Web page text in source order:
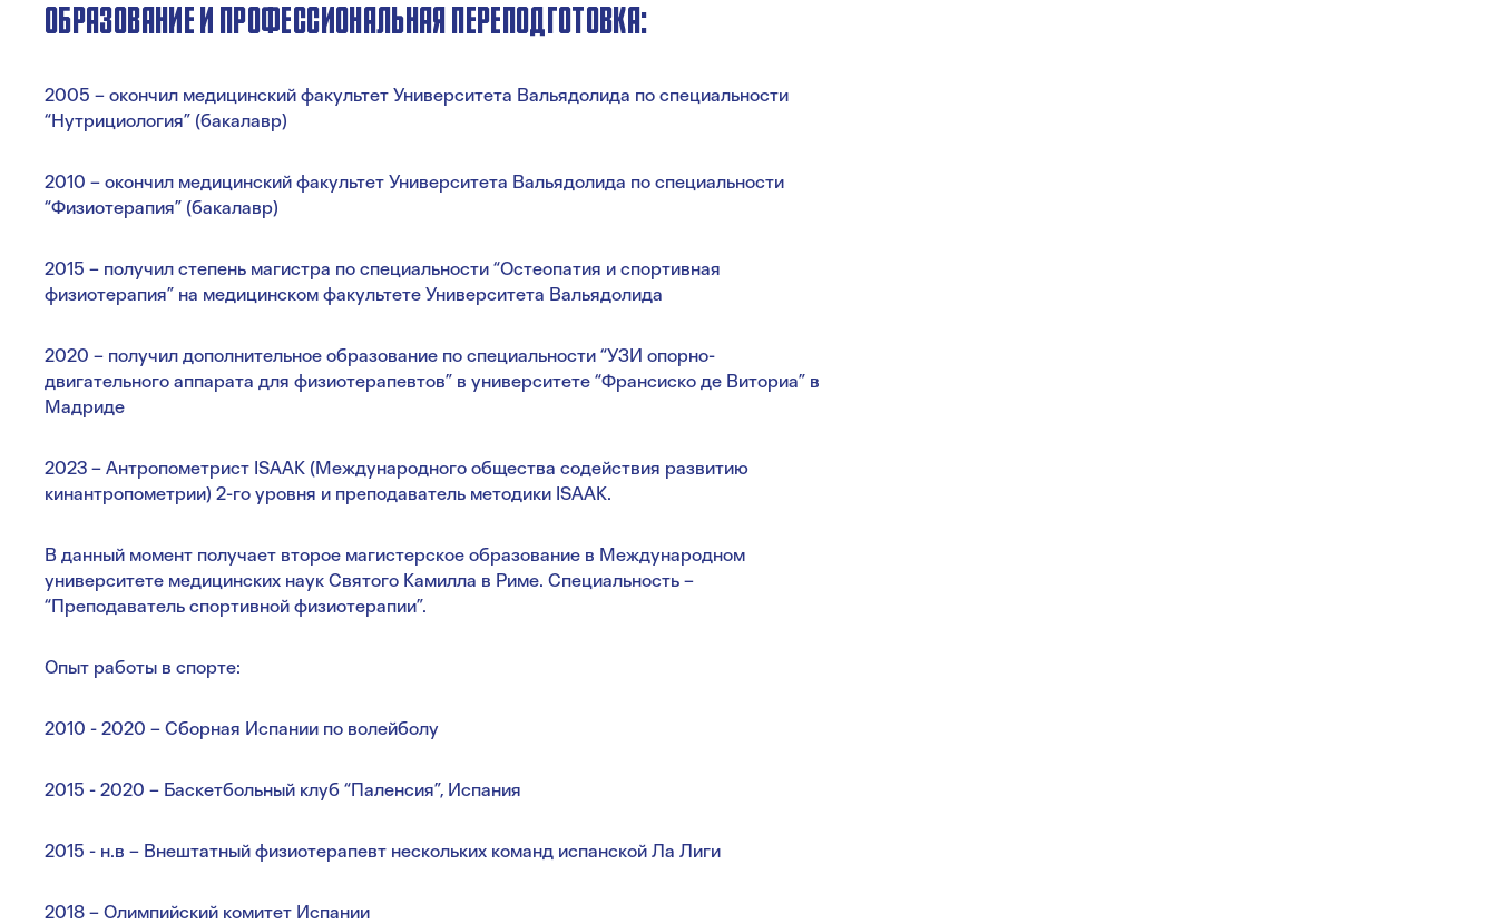
ОБРАЗОВАНИЕ И ПРОФЕССИОНАЛЬНАЯ ПЕРЕПОДГОТОВКА:
2005 – окончил медицинский факультет Университета Вальядолида по специальности
“Нутрициология” (бакалавр)
2010 – окончил медицинский факультет Университета Вальядолида по специальности
“Физиотерапия” (бакалавр)
2015 – получил степень магистра по специальности “Остеопатия и спортивная
физиотерапия” на медицинском факультете Университета Вальядолида
2020 – получил дополнительное образование по специальности “УЗИ опорно-
двигательного аппарата для физиотерапевтов” в университете “Франсиско де Виториа” в
Мадриде
2023 – Антропометрист ISAAK (Международного общества содействия развитию
кинантропометрии) 2-го уровня и преподаватель методики ISAAK.
В данный момент получает второе магистерское образование в Международном
университете медицинских наук Святого Камилла в Риме. Специальность –
“Преподаватель спортивной физиотерапии”.
Опыт работы в спорте:
2010 - 2020 – Сборная Испании по волейболу
2015 - 2020 – Баскетбольный клуб “Паленсия”, Испания
2015 - н.в – Внештатный физиотерапевт нескольких команд испанской Ла Лиги
2018 – Олимпийский комитет Испании